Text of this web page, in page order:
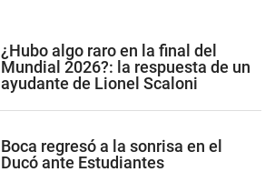
¿Hubo algo raro en la final del
Mundial 2026?: la respuesta de un
ayudante de Lionel Scaloni
Boca regresó a la sonrisa en el
Ducó ante Estudiantes